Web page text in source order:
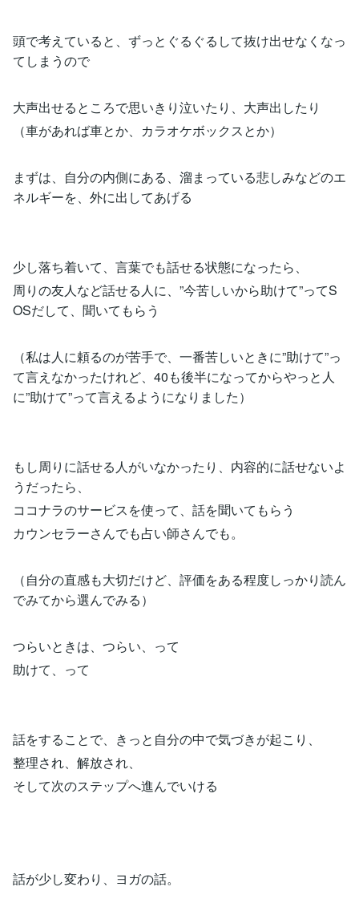
頭で考えていると、ずっとぐるぐるして抜け出せなくなっ
てしまうので
大声出せるところで思いきり泣いたり、大声出したり
（車があれば車とか、カラオケボックスとか）
まずは、自分の内側にある、溜まっている悲しみなどのエ
ネルギーを、外に出してあげる
少し落ち着いて、言葉でも話せる状態になったら、
周りの友人など話せる人に、”今苦しいから助けて”ってS
OSだして、聞いてもらう
（私は人に頼るのが苦手で、一番苦しいときに”助けて”っ
て言えなかったけれど、40も後半になってからやっと人
に”助けて”って言えるようになりました）
もし周りに話せる人がいなかったり、内容的に話せないよ
うだったら、
ココナラのサービスを使って、話を聞いてもらう
カウンセラーさんでも占い師さんでも。
（自分の直感も大切だけど、評価をある程度しっかり読ん
でみてから選んでみる）
つらいときは、つらい、って
助けて、って
話をすることで、きっと自分の中で気づきが起こり、
整理され、解放され、
そして次のステップへ進んでいける
話が少し変わり、ヨガの話。